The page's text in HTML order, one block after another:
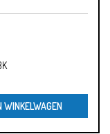
WINKELWAGEN